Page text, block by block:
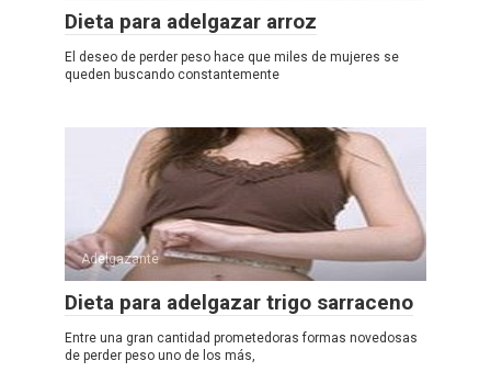
Dieta para adelgazar arroz
El deseo de perder peso hace que miles de mujeres se
queden buscando constantemente
Adelgazante
Dieta para adelgazar trigo sarraceno
Entre una gran cantidad prometedoras formas novedosas
de perder peso uno de los más,